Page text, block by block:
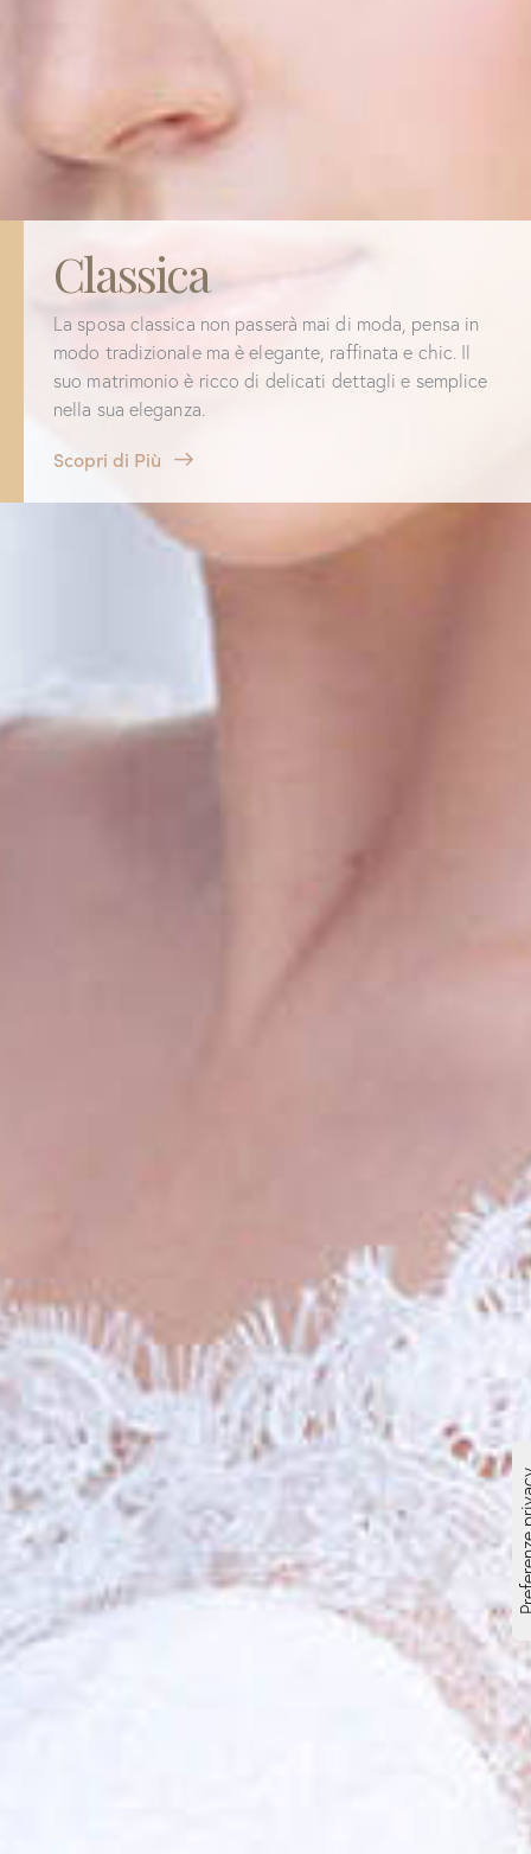
Classica
La sposa classica non passerà mai di moda, pensa in
modo tradizionale ma è elegante, raffinata e chic. Il
suo matrimonio è ricco di delicati dettagli e semplice
nella sua eleganza.
Scopri di Più